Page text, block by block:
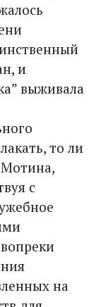
и
выживала
то ли
Мотина,
с
на